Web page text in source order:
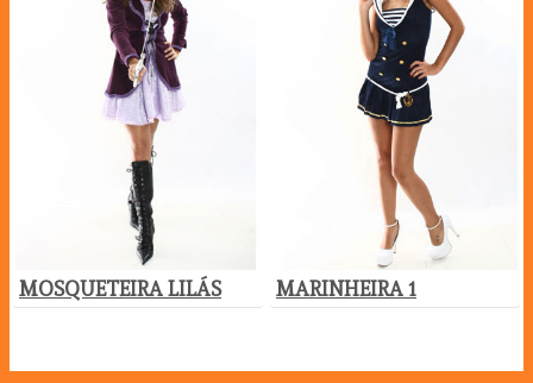
MOSQUETEIRA LILÁS MARINHEIRA 1